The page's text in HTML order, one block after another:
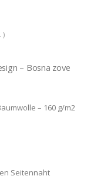
)
– Bosna zove
– 160 g/m2
Seitennaht